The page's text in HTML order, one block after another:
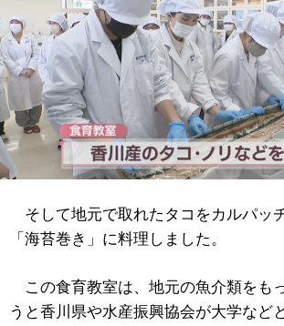
そして地元で取れたタコをカルパッ
「海苔巻き」に料理しました。
この食育教室は、地元の魚介類をも
うと香川県や水産振興協会が大学など